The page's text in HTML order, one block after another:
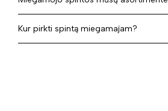
Kur pirkti spintą miegamajam?